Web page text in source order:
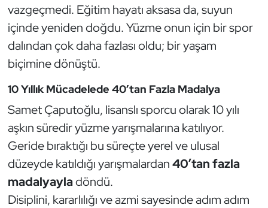
vazgeçmedi. Eğitim hayatı aksasa da, suyun
içinde yeniden doğdu. Yüzme onun için bir spor
dalından çok daha fazlası oldu; bir yaşam
biçimine dönüştü.
10 Yıllık Mücadelede 40’tan Fazla Madalya
Samet Çaputoğlu, lisanslı sporcu olarak 10 yılı
aşkın süredir yüzme yarışmalarına katılıyor.
Geride bıraktığı bu süreçte yerel ve ulusal
düzeyde katıldığı yarışmalardan40’tan fazla
madalyayladöndü.
Disiplini, kararlılığı ve azmi sayesinde adım adım
E-Spor
Eskrim
Futsal
Golf
Güreş